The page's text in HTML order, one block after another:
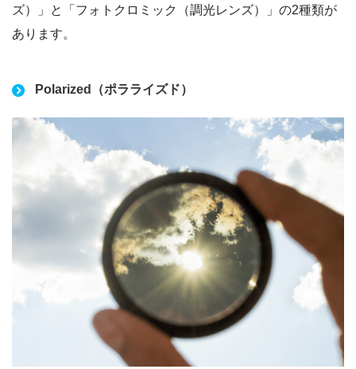
ズ）」と「フォトクロミック（調光レンズ）」の2種類が
あります。
Polarized（ポラライズド）